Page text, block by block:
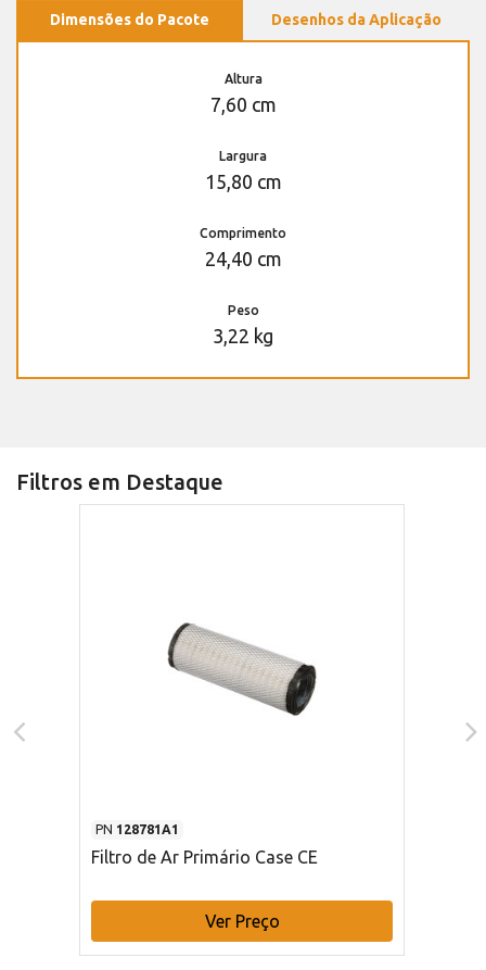
Dimensões do Pacote Desenhos da Aplicação
Altura
7,60 cm
Largura
15,80 cm
Comprimento
24,40 cm
Peso
3,22 kg
Filtros em Destaque
PN 128781A1
Filtro de Ar Primário Case CE
Ver Preço